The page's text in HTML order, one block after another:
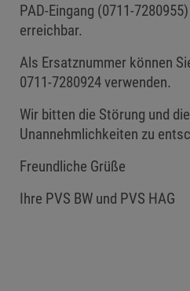
PAD-Eingang (0711-
erreichbar.
Als Ersatznummer können
0711-7280924 verwenden.
Wir bitten die Störung und
Unannehmlichkeiten zu
Freundliche Grüße
Ihre PVS BW und PVS HAG